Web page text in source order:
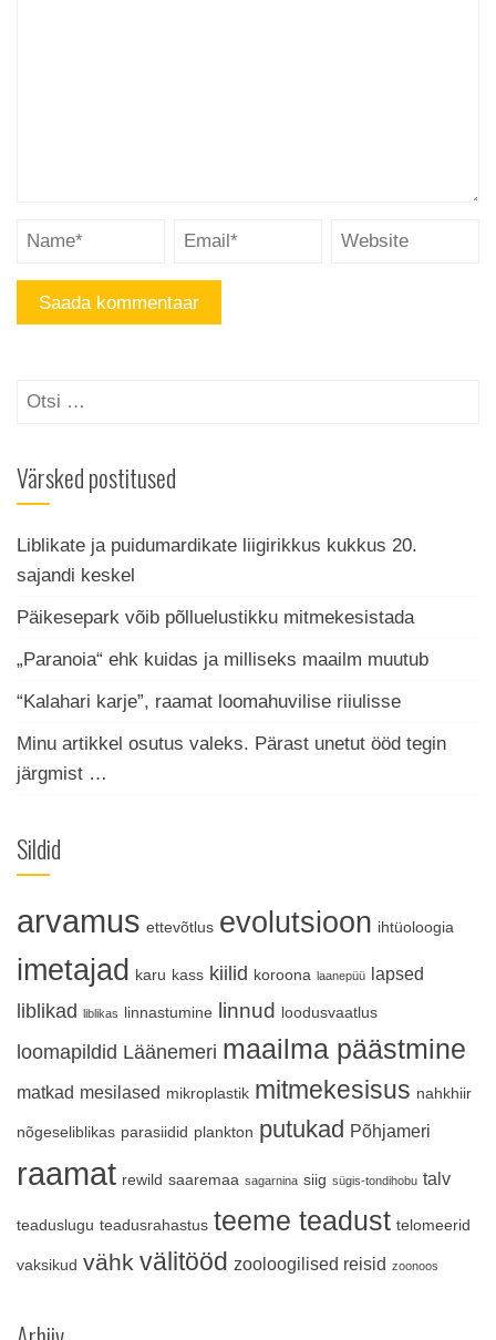
Otsi:
Värsked postitused
Liblikate ja puidumardikate liigirikkus kukkus 20.
sajandi keskel
Päikesepark võib põlluelustikku mitmekesistada
„Paranoia“ ehk kuidas ja milliseks maailm muutub
“Kalahari karje”, raamat loomahuvilise riiulisse
Minu artikkel osutus valeks. Pärast unetut ööd tegin
järgmist …
Sildid
arvamus ettevõtlus evolutsioon ihtüoloogia
imetajad karu kass kiilid koroona laanepüü lapsed
liblikad liblikas linnastumine linnud loodusvaatlus
loomapildid Läänemeri maailma päästmine
matkad mesilased mikroplastik mitmekesisus nahkhiir
nõgeseliblikas parasiidid plankton putukad Põhjameri
raamat rewild saaremaa sagarnina siig sügis-tondihobu talv
teaduslugu teadusrahastus teeme teadust telomeerid
vaksikud vähk välitööd zooloogilised reisid zoonoos